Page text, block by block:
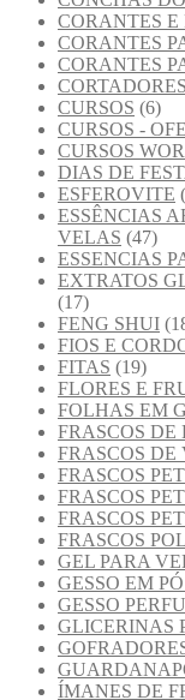
CORANTES E
CORANTES
CORANTES
CORTADORES
CURSOS (6)
CURSOS -
CURSOS
DIAS DE
ESFEROVITE
ESSÊNCIAS
VELAS (47)
ESSENCIAS
EXTRATOS
(17)
FENG SHUI
FIOS E
FITAS (19)
FLORES E
FOLHAS EM
FRASCOS
FRASCOS DE
FRASCOS
FRASCOS
FRASCOS
FRASCOS
GEL PARA
GESSO EM
GESSO
GLICERINAS
ÍMANES DE